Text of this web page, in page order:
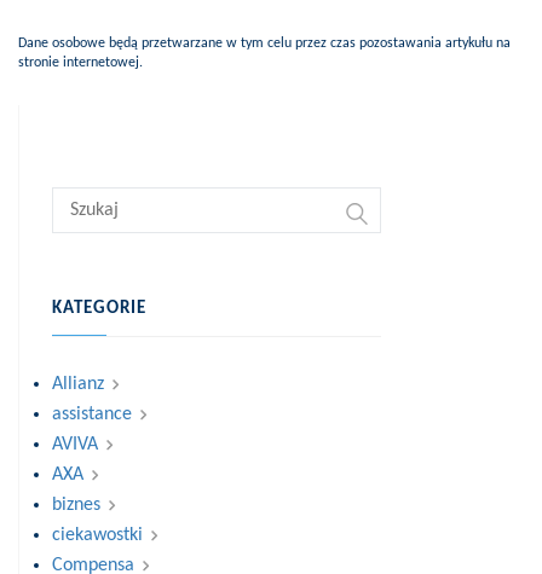
Dane osobowe będą przetwarzane w tym celu przez czas pozostawania artykułu na
stronie internetowej.
KATEGORIE
Allianz
assistance
AVIVA
AXA
biznes
ciekawostki
Compensa